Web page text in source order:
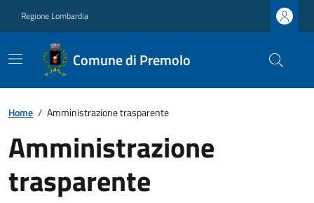
Regione Lombardia
Comune di Premolo
Home / Amministrazione trasparente
Amministrazione
trasparente